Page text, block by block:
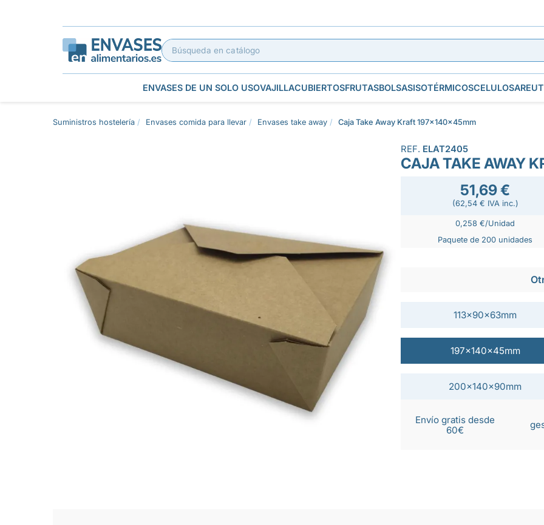
ENVASES DE UN SOLO USOVAJILLACUBIERTOSFRUTASBOLSASISOTÉRMICOSCELULOSA
Suministros hostelería Envases comida para llevar Envases take away Caja Take Away Kraft 197x140x45mm
REF. ELAT2405
CAJA TAKE AWAY
51,69 €
(62,54 € IVA inc.)
0,258 €/Unidad
Paquete de 200 unidades
113x90x63mm
197x140x45mm
200x140x90mm
Envío gratis desde
60€